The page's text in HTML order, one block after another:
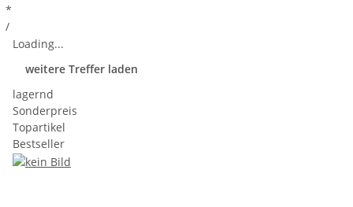
*
/
Loading...
weitere Treffer laden
lagernd
Sonderpreis
Topartikel
Bestseller